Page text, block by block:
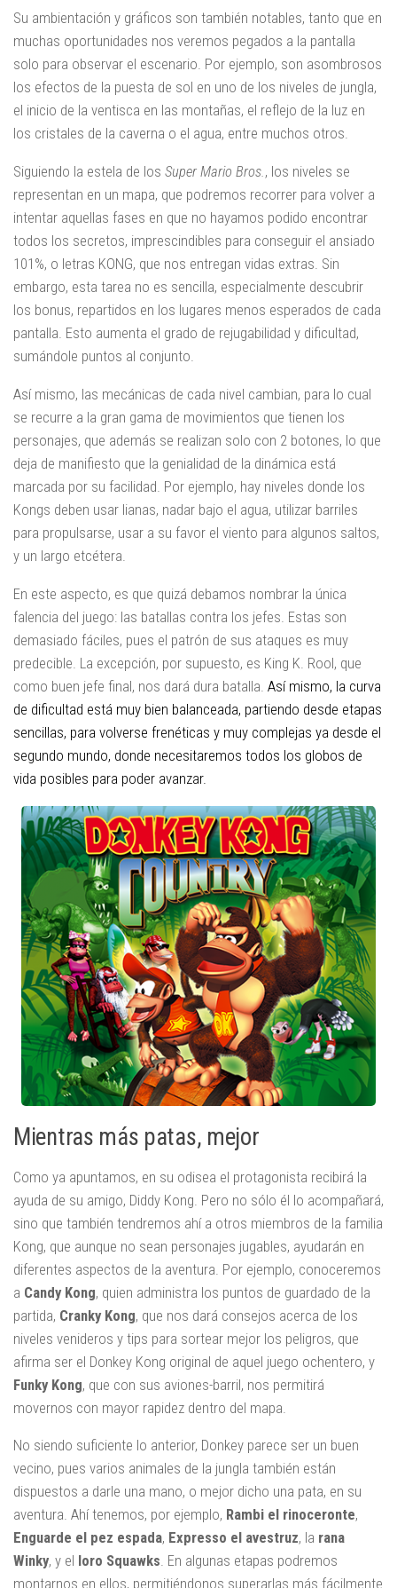
Su ambientación y gráficos son también notables, tanto que en
muchas oportunidades nos veremos pegados a la pantalla
solo para observar el escenario. Por ejemplo, son asombrosos
los efectos de la puesta de sol en uno de los niveles de jungla,
el inicio de la ventisca en las montañas, el reflejo de la luz en
los cristales de la caverna o el agua, entre muchos otros.
Siguiendo la estela de los Super Mario Bros., los niveles se
representan en un mapa, que podremos recorrer para volver a
intentar aquellas fases en que no hayamos podido encontrar
todos los secretos, imprescindibles para conseguir el ansiado
101%, o letras KONG, que nos entregan vidas extras. Sin
embargo, esta tarea no es sencilla, especialmente descubrir
los bonus, repartidos en los lugares menos esperados de cada
pantalla. Esto aumenta el grado de rejugabilidad y dificultad,
sumándole puntos al conjunto.
Así mismo, las mecánicas de cada nivel cambian, para lo cual
se recurre a la gran gama de movimientos que tienen los
personajes, que además se realizan solo con 2 botones, lo que
deja de manifiesto que la genialidad de la dinámica está
marcada por su facilidad. Por ejemplo, hay niveles donde los
Kongs deben usar lianas, nadar bajo el agua, utilizar barriles
para propulsarse, usar a su favor el viento para algunos saltos,
y un largo etcétera.
En este aspecto, es que quizá debamos nombrar la única
falencia del juego: las batallas contra los jefes. Estas son
demasiado fáciles, pues el patrón de sus ataques es muy
predecible. La excepción, por supuesto, es King K. Rool, que
como buen jefe final, nos dará dura batalla. Así mismo, la curva
de dificultad está muy bien balanceada, partiendo desde etapas
sencillas, para volverse frenéticas y muy complejas ya desde el
segundo mundo, donde necesitaremos todos los globos de
vida posibles para poder avanzar.
Mientras más patas, mejor
Como ya apuntamos, en su odisea el protagonista recibirá la
ayuda de su amigo, Diddy Kong. Pero no sólo él lo acompañará,
sino que también tendremos ahí a otros miembros de la familia
Kong, que aunque no sean personajes jugables, ayudarán en
diferentes aspectos de la aventura. Por ejemplo, conoceremos
a Candy Kong, quien administra los puntos de guardado de la
partida, Cranky Kong, que nos dará consejos acerca de los
niveles venideros y tips para sortear mejor los peligros, que
afirma ser el Donkey Kong original de aquel juego ochentero, y
Funky Kong, que con sus aviones-barril, nos permitirá
movernos con mayor rapidez dentro del mapa.
No siendo suficiente lo anterior, Donkey parece ser un buen
vecino, pues varios animales de la jungla también están
dispuestos a darle una mano, o mejor dicho una pata, en su
aventura. Ahí tenemos, por ejemplo, Rambi el rinoceronte,
Enguarde el pez espada, Expresso el avestruz, la rana
Winky, y el loro Squawks. En algunas etapas podremos
montarnos en ellos, permitiéndonos superarlas más fácilmente